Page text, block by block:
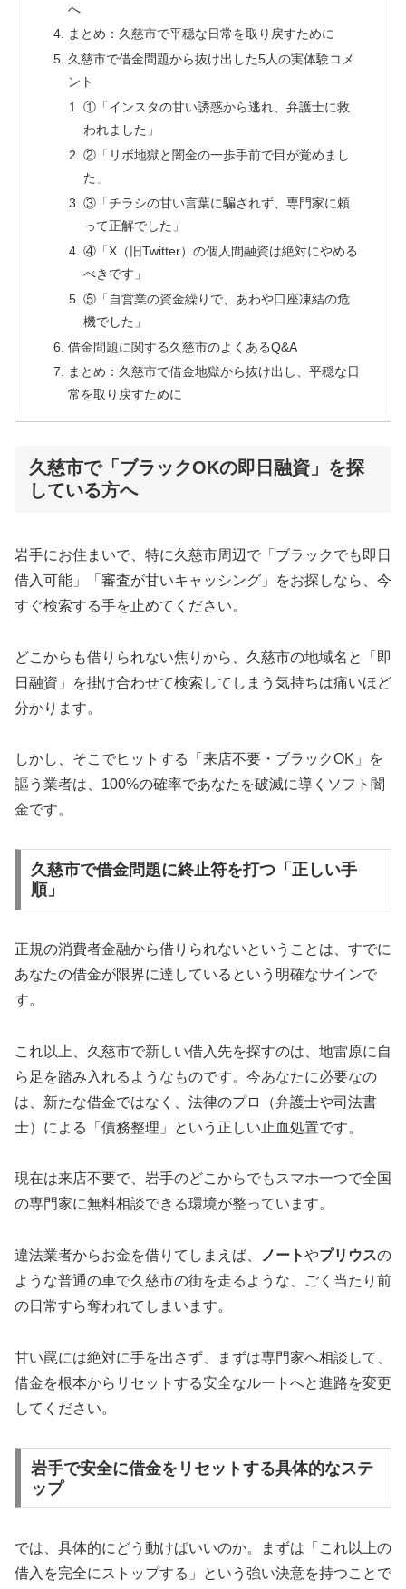
へ
まとめ：久慈市で平穏な日常を取り戻すために
久慈市で借金問題から抜け出した5人の実体験コメ
ント
①「インスタの甘い誘惑から逃れ、弁護士に救
われました」
②「リボ地獄と闇金の一歩手前で目が覚めまし
た」
③「チラシの甘い言葉に騙されず、専門家に頼
って正解でした」
④「X（旧Twitter）の個人間融資は絶対にやめる
べきです」
⑤「自営業の資金繰りで、あわや口座凍結の危
機でした」
借金問題に関する久慈市のよくあるQ&A
まとめ：久慈市で借金地獄から抜け出し、平穏な日
常を取り戻すために
久慈市で「ブラックOKの即日融資」を探
している方へ
岩手にお住まいで、特に久慈市周辺で「ブラックでも即日
借入可能」「審査が甘いキャッシング」をお探しなら、今
すぐ検索する手を止めてください。
どこからも借りられない焦りから、久慈市の地域名と「即
日融資」を掛け合わせて検索してしまう気持ちは痛いほど
分かります。
しかし、そこでヒットする「来店不要・ブラックOK」を
謳う業者は、100%の確率であなたを破滅に導くソフト闇
金です。
久慈市で借金問題に終止符を打つ「正しい手
順」
正規の消費者金融から借りられないということは、すでに
あなたの借金が限界に達しているという明確なサインで
す。
これ以上、久慈市で新しい借入先を探すのは、地雷原に自
ら足を踏み入れるようなものです。今あなたに必要なの
は、新たな借金ではなく、法律のプロ（弁護士や司法書
士）による「債務整理」という正しい止血処置です。
現在は来店不要で、岩手のどこからでもスマホ一つで全国
の専門家に無料相談できる環境が整っています。
違法業者からお金を借りてしまえば、 ノートやプリウスの
ような普通の車で久慈市の街を走るような、ごく当たり前
の日常すら奪われてしまいます。
甘い罠には絶対に手を出さず、まずは専門家へ相談して、
借金を根本からリセットする安全なルートへと進路を変更
してください。
岩手で安全に借金をリセットする具体的なステ
ップ
では、具体的にどう動けばいいのか。まずは「これ以上の
借入を完全にストップする」という強い決意を持つことで